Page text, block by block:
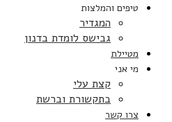
טיפים והמלצות
המגדיר
גבישס לומדת בדנון
מטיילת
מי אני
קצת עלי
בתקשורת וברשת
צרו קשר